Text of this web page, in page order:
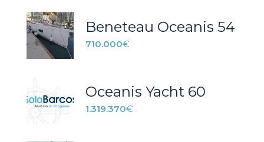
Beneteau Oceanis 54
710.000€
Oceanis Yacht 60
1.319.370€